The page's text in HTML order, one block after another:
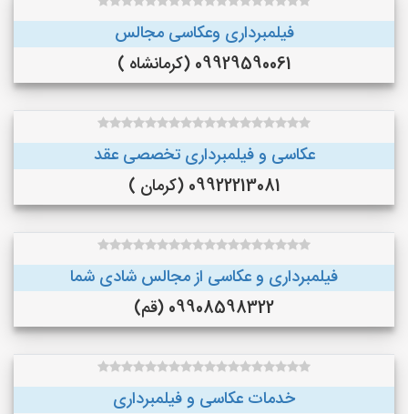
فیلمبرداری وعکاسی مجالس
09929590061 (کرمانشاه )
عکاسی و فیلمبرداری تخصصی عقد
09922213081 (کرمان )
فیلمبرداری و عکاسی از مجالس شادی شما
09908598322 (قم)
خدمات عکاسی و فیلمبرداری